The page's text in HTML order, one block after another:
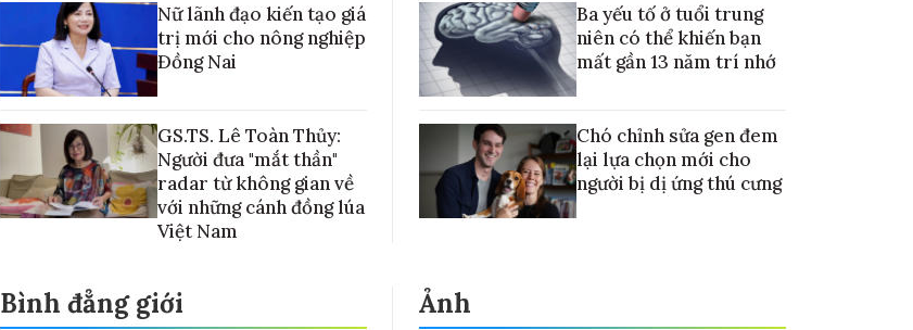
Nữ lãnh đạo kiến tạo giá
trị mới cho nông nghiệp
Đồng Nai
GS.TS. Lê Toàn Thủy:
Người đưa "mắt thần"
radar từ không gian về
với những cánh đồng lúa
Việt Nam
Ba yếu tố ở tuổi trung
niên có thể khiến bạn
mất gần 13 năm trí nhớ
Chó chỉnh sửa gen đem
lại lựa chọn mới cho
người bị dị ứng thú cưng
Bình đẳng giới Ảnh